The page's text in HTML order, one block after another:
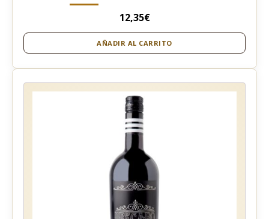
12,35€
AÑADIR AL CARRITO